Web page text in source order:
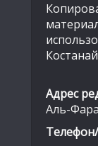
Адрес
Аль-